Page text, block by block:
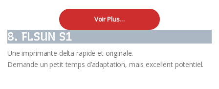
Voir Plus…
8. FLSUN S1
Une imprimante delta rapide et originale.
Demande un petit temps d’adaptation, mais excellent potentiel.